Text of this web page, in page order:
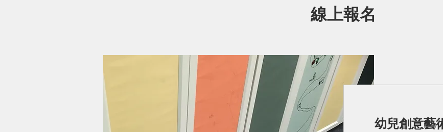
線上報名
幼兒創意藝